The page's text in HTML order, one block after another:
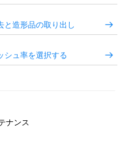
と造形品の取り出し
シュ率を選択する
ナンス